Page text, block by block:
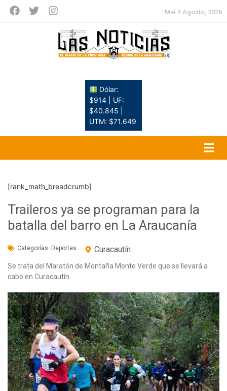
Mié 5 Agosto, 2026
Dólar:
$914 | UF:
$40.845 |
UTM: $71.649
[rank_math_breadcrumb]
Traileros ya se programan para la
batalla del barro en La Araucanía
Categorías: Deportes Curacautín
Se trata del Maratón de Montaña Monte Verde que se llevará a
cabo en Curacautín